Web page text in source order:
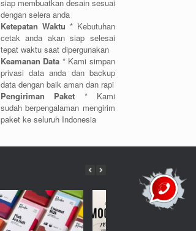
siap membuatkan desain sesuai
dengan selera anda
Ketepatan Waktu * Kebutuhan
cetak anda akan siap selesai
tepat waktu saat dipergunakan
Keamanan Data * Kami simpan
privasi data anda dan backup
data dengan baik aman dan rapi
Pengiriman Paket * Kami
sudah berpengalaman mengirim
paket ke seluruh Indonesia